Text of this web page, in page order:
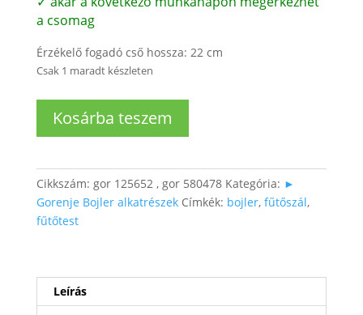
a csomag
Érzékelő fogadó cső hossza: 22 cm
Csak 1 maradt készleten
mennyiség
Kosárba teszem
Cikkszám: gor 125652 , gor 580478 Kategória: ►
Gorenje Bojler alkatrészek Címkék: bojler, fűtőszál,
fűtőtest
Leírás